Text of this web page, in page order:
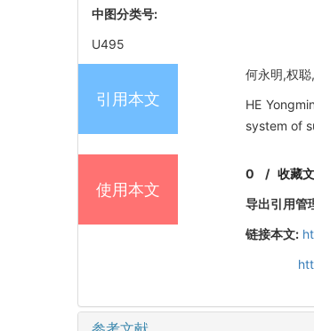
中图分类号:
U495
引用本文
何永明,权
HE
system of
使用本文
0 /收藏
导出引用管
链接本文: